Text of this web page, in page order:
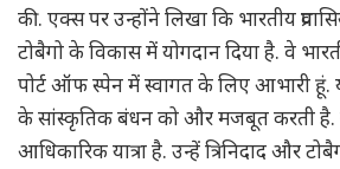
की. एक्स पर उन्होंने लिखा कि भारतीय
टोबैगो के विकास में योगदान दिया है. वे
पोर्ट ऑफ स्पेन में स्वागत के लिए आभारी हूं.
के सांस्कृतिक बंधन को और मजबूत करती है.
आधिकारिक यात्रा है. उन्हें त्रिनिदाद और